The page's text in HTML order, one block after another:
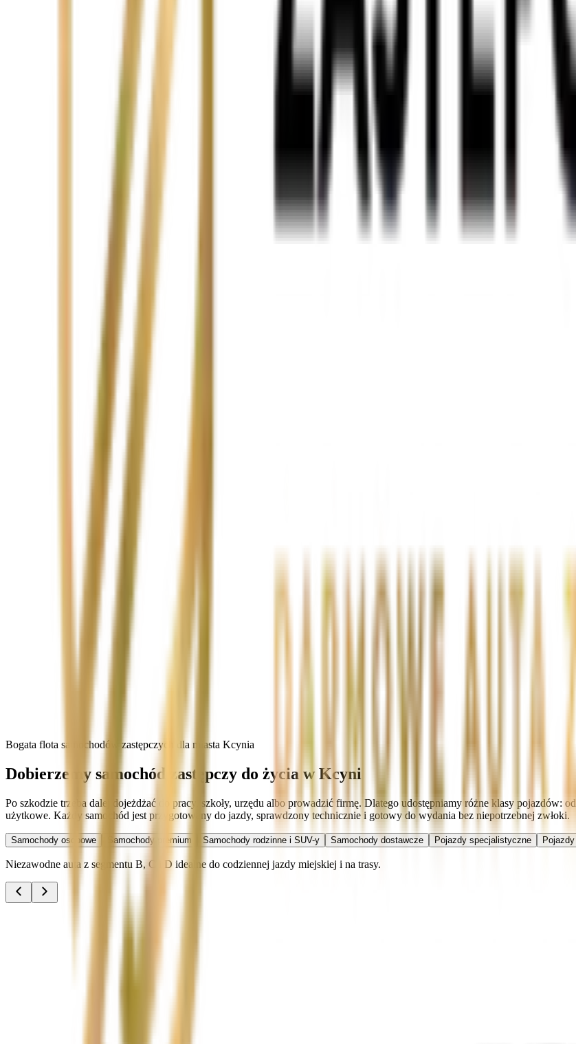
Bogata flota samochodów zastępczych dla miasta Kcynia
Dobierzemy samochód zastępczy do życia w Kcyni
Po szkodzie trzeba dalej dojeżdżać do pracy, szkoły, urzędu albo prowadzić firmę. Dlatego udostępniamy różne klasy
użytkowe. Każdy samochód jest przygotowany do jazdy, sprawdzony technicznie i gotowy do wydania bez niepotrzebnej zwłoki.
Samochody osobowe Samochody premium Samochody rodzinne i SUV-y Samochody dostawcze Pojazdy specjalistyczne
Niezawodne auta z segmentu B, C i D idealne do codziennej jazdy miejskiej i na trasy.